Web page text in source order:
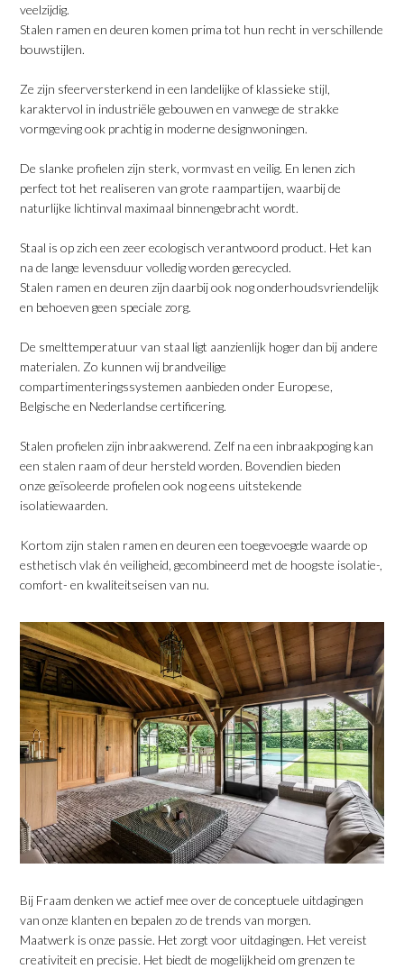
veelzijdig.
Stalen ramen en deuren komen prima tot hun recht in verschillende
bouwstijlen.
Ze zijn sfeerversterkend in een landelijke of klassieke stijl,
karaktervol in industriële gebouwen en vanwege de strakke
vormgeving ook prachtig in moderne designwoningen.
​De slanke profielen zijn sterk, vormvast en veilig. En lenen zich
perfect tot het realiseren van grote raampartijen, waarbij de
naturlijke lichtinval maximaal binnengebracht wordt.
​Staal is op zich een zeer ecologisch verantwoord product. Het kan
na de lange levensduur volledig worden gerecycled.
Stalen ramen en deuren zijn daarbij ook nog onderhoudsvriendelijk
en behoeven geen speciale zorg.
De smelttemperatuur van staal ligt aanzienlijk hoger dan bij andere
materialen. Zo kunnen wij brandveilige
compartimenteringssystemen aanbieden onder Europese,
Belgische en Nederlandse certificering.
Stalen profielen zijn inbraakwerend. Zelf na een inbraakpoging kan
een stalen raam of deur hersteld worden. Bovendien bieden
onze geïsoleerde profielen ook nog eens uitstekende
isolatiewaarden.
Kortom zijn stalen ramen en deuren een toegevoegde waarde op
esthetisch vlak én veiligheid, gecombineerd met de hoogste isolatie-,
comfort- en kwaliteitseisen van nu.
Bij Fraam denken we actief mee over de conceptuele uitdagingen
van onze klanten en bepalen zo de trends van morgen.
Maatwerk is onze passie. Het zorgt voor uitdagingen. Het vereist
creativiteit en precisie. Het biedt de mogelijkheid om grenzen te